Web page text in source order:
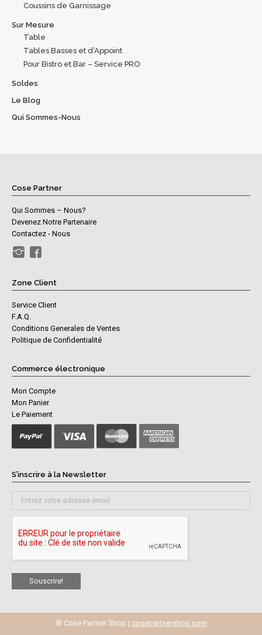
Coussins de Garnissage
Sur Mesure
Table
Tables Basses et d’Appoint
Pour Bistro et Bar – Service PRO
Soldes
Le Blog
Qui Sommes-Nous
Cose Partner
Qui Sommes – Nous?
Devenez Notre Partenaire
Contactez - Nous
Zone Client
Service Client
F.A.Q.
Conditions Generales de Ventes
Politique de Confidentialité
Commerce électronique
Mon Compte
Mon Panier
Le Paiement
S’inscrire à la Newsletter
® Cose Partner Shop | cosepartnershop.com